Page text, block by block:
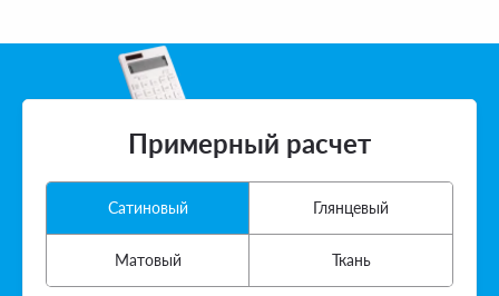
Примерный расчет
Сатиновый Глянцевый
Матовый Ткань